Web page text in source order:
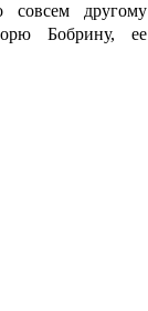
совсем другому
Бобрину, ее